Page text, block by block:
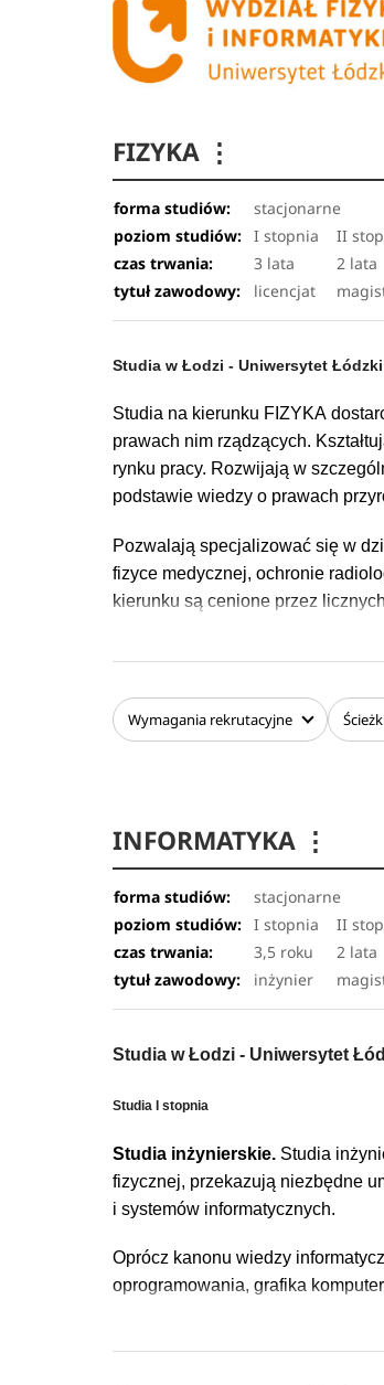
FIZYKA ⋮
forma studiów:
stacjonarne
poziom studiów: I stopnia
II
czas trwania:
3 lata
2 lata
tytuł zawodowy:
licencjat
Studia w Łodzi - Uniwersytet
Studia na kierunku FIZYKA
prawach nim rządzących.
rynku pracy. Rozwijają w
podstawie wiedzy o prawach
Pozwalają specjalizować się w
fizyce medycznej, ochronie
kierunku są cenione przez
pokrewnych, w tym przede
umiejętności przeprowadzania
Kształcenie na kierunku fizyka
działalnością naukową kadry
pracowników na zasadzie
będącej w posiadaniu Wydziału
Wymagania rekrutacyjne
INFORMATYKA ⋮
forma studiów: stacjonarne
poziom studiów: I stopnia II
czas trwania:
3,5 roku 2 lata
tytuł zawodowy:
inżynier
Studia w Łodzi - Uniwersytet
Studia I stopnia
Studia inżynierskie. Studia
fizycznej, przekazują niezbędne
i systemów informatycznych.
Oprócz kanonu wiedzy
oprogramowania, grafika